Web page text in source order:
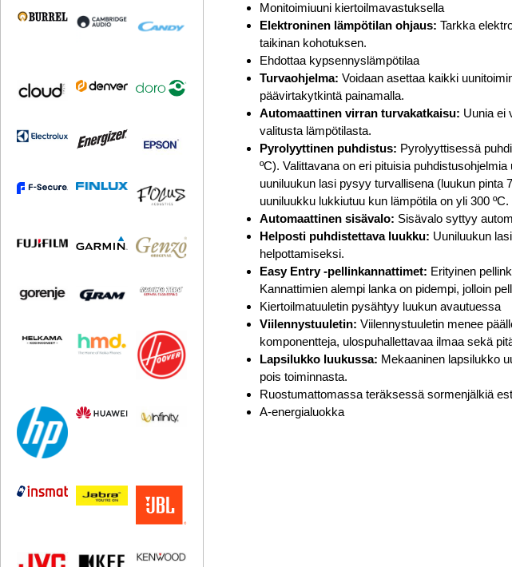
Monitoimiuuni kiertoilmavastuksella
Elektroninen lämpötilan ohjaus: Tarkka
taikinan kohotuksen.
Ehdottaa kypsennyslämpötilaa
Turvaohjelma: Voidaan asettaa kaikki
päävirtakytkintä painamalla.
Automaattinen virran turvakatkaisu: Uunia ei
valitusta lämpötilasta.
Pyrolyyttinen puhdistus: Pyrolyyttisessä
ºC). Valittavana on eri pituisia
uuniluukun lasi pysyy turvallisena (luukun pinta
uuniluukku lukkiutuu kun lämpötila on yli 300 ºC.
Automaattinen sisävalo: Sisävalo syttyy
Helposti puhdistettava luukku: Uuniluukun
helpottamiseksi.
Easy Entry -pellinkannattimet: Erityinen
Kannattimien alempi lanka on pidempi, jolloin
Kiertoilmatuuletin pysähtyy luukun avautuessa
Viilennystuuletin: Viilennystuuletin menee
komponentteja, ulospuhallettavaa ilmaa sekä
Lapsilukko luukussa: Mekaaninen lapsilukko
pois toiminnasta.
Ruostumattomassa teräksessä sormenjälkiä
A-energialuokka